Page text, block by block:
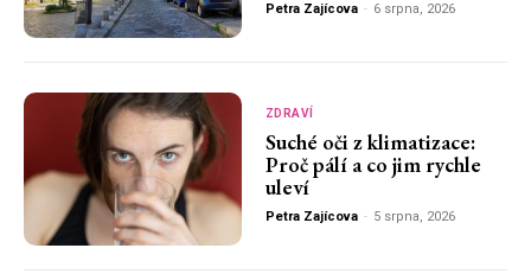
Petra Zajícova - 6 srpna, 2026
ZDRAVÍ
Suché oči z klimatizace:
Proč pálí a co jim rychle
uleví
Petra Zajícova - 5 srpna, 2026